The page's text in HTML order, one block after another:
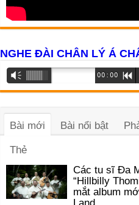
NGHE ĐÀI CHÂN LÝ Á
Trình
phát
âm
Vm 00:00 R
Bài mới Bài nổi bật
Thẻ
Các tu sĩ Đa
“Hillbilly
mắt album